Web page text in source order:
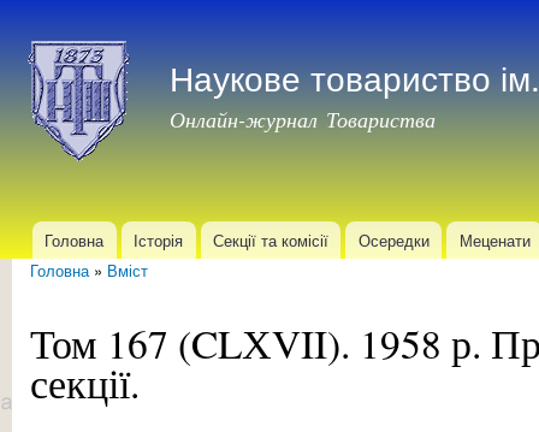
Наукове товариство
Онлайн-журнал Товариства
Головне меню
Головна Історія Секції та комісії Осередки Меценати
Головна» Вміст
Том 167 (CLХVII). 1958 р.
секції.